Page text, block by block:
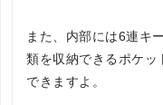
また、内部には6連キ
類を収納できるポケッ
できますよ。